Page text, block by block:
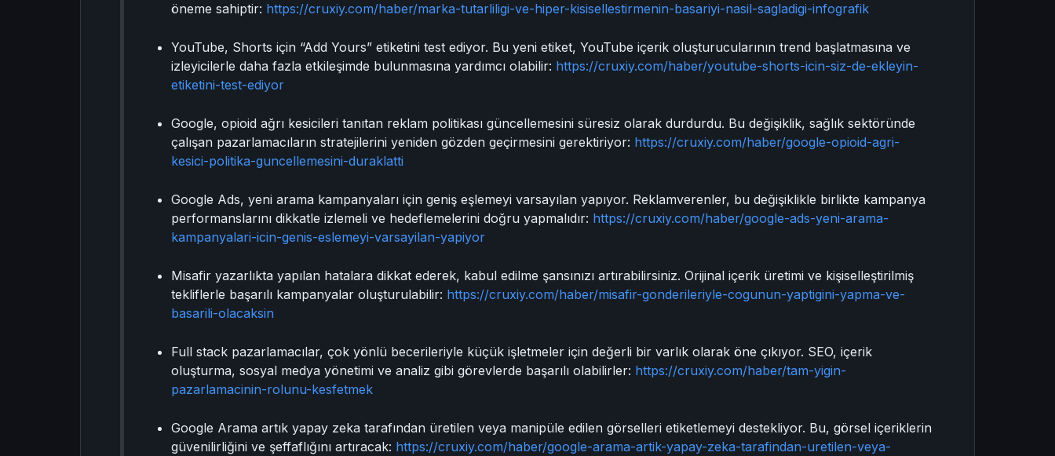
öneme sahiptir: https://cruxiy.com/haber/marka-tutarliligi-ve-hiper-kisisellestirmenin-basariyi-nasil-sagladigi-infografik
YouTube, Shorts için “Add Yours” etiketini test ediyor. Bu yeni etiket, YouTube içerik oluşturucularının trend başlatmasına ve
izleyicilerle daha fazla etkileşimde bulunmasına yardımcı olabilir: https://cruxiy.com/haber/youtube-shorts-icin-siz-de-ekleyin-
etiketini-test-ediyor
Google, opioid ağrı kesicileri tanıtan reklam politikası güncellemesini süresiz olarak durdurdu. Bu değişiklik, sağlık sektöründe
çalışan pazarlamacıların stratejilerini yeniden gözden geçirmesini gerektiriyor: https://cruxiy.com/haber/google-opioid-agri-
kesici-politika-guncellemesini-duraklatti
Google Ads, yeni arama kampanyaları için geniş eşlemeyi varsayılan yapıyor. Reklamverenler, bu değişiklikle birlikte kampanya
performanslarını dikkatle izlemeli ve hedeflemelerini doğru yapmalıdır: https://cruxiy.com/haber/google-ads-yeni-arama-
kampanyalari-icin-genis-eslemeyi-varsayilan-yapiyor
Misafir yazarlıkta yapılan hatalara dikkat ederek, kabul edilme şansınızı artırabilirsiniz. Orijinal içerik üretimi ve kişiselleştirilmiş
tekliflerle başarılı kampanyalar oluşturulabilir: https://cruxiy.com/haber/misafir-gonderileriyle-cogunun-yaptigini-yapma-ve-
basarili-olacaksin
Full stack pazarlamacılar, çok yönlü becerileriyle küçük işletmeler için değerli bir varlık olarak öne çıkıyor. SEO, içerik
oluşturma, sosyal medya yönetimi ve analiz gibi görevlerde başarılı olabilirler: https://cruxiy.com/haber/tam-yigin-
pazarlamacinin-rolunu-kesfetmek
Google Arama artık yapay zeka tarafından üretilen veya manipüle edilen görselleri etiketlemeyi destekliyor. Bu, görsel içeriklerin
güvenilirliğini ve şeffaflığını artıracak: https://cruxiy.com/haber/google-arama-artik-yapay-zeka-tarafindan-uretilen-veya-